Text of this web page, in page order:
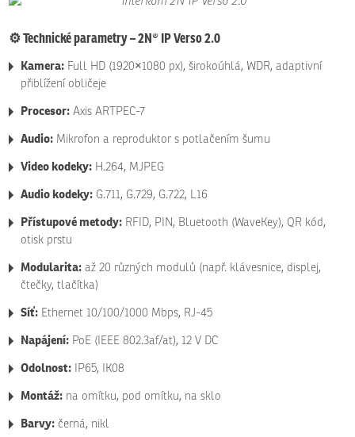
⚙️ Technické parametry – 2N® IP Verso 2.0
Kamera: Full HD (1920×1080 px), širokoúhlá, WDR, adaptivní
přiblížení obličeje
Procesor: Axis ARTPEC-7
Audio: Mikrofon a reproduktor s potlačením šumu
Video kodeky: H.264, MJPEG
Audio kodeky: G.711, G.729, G.722, L16
Přístupové metody: RFID, PIN, Bluetooth (WaveKey), QR kód,
otisk prstu
Modularita: až 20 různých modulů (např. klávesnice, displej,
čtečky, tlačítka)
Síť: Ethernet 10/100/1000 Mbps, RJ-45
Napájení: PoE (IEEE 802.3af/at), 12 V DC
Odolnost: IP65, IK08
Montáž: na omítku, pod omítku, na sklo
Barvy: černá, nikl